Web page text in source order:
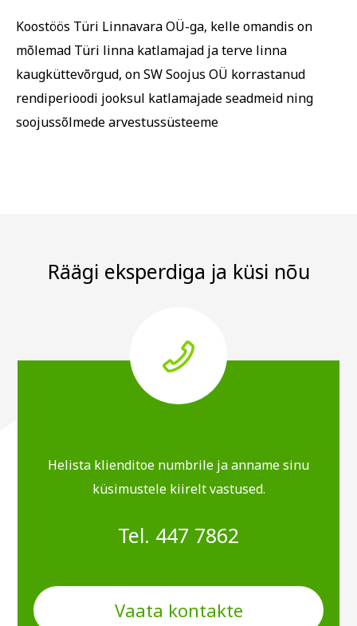
Koostöös Türi Linnavara OÜ-ga, kelle omandis on
mõlemad Türi linna katlamajad ja terve linna
kaugküttevõrgud, on SW Soojus OÜ korrastanud
rendiperioodi jooksul katlamajade seadmeid ning
soojussõlmede arvestussüsteeme
Räägi eksperdiga ja küsi nõu
Helista klienditoe numbrile ja anname sinu
küsimustele kiirelt vastused.
Tel. 447 7862
Vaata kontakte